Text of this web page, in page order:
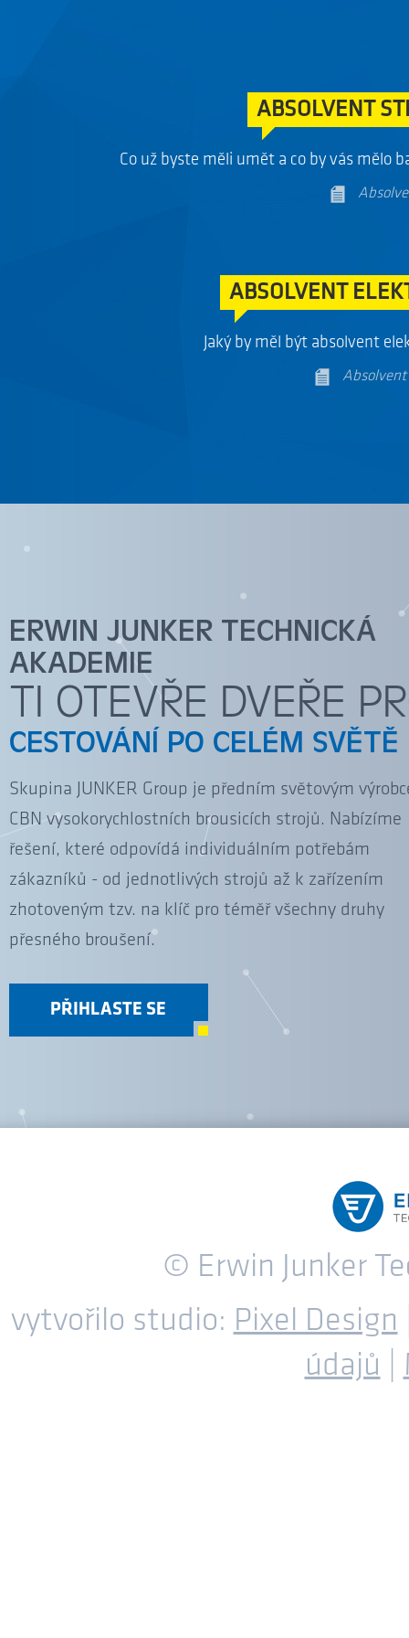
ABSOLVENT
Co už byste měli umět a co by vás mělo
ABSOLVENT
Jaký by měl být absolvent
ERWIN JUNKER TECHNICKÁ
AKADEMIE
TI OTEVŘE DVEŘE
CESTOVÁNÍ PO CELÉM SVĚTĚ
Skupina JUNKER Group je předním světovým
CBN vysokorychlostních brousicích strojů. Nabízíme
řešení, které odpovídá individuálním potřebám
zákazníků - od jednotlivých strojů až k zařízením
zhotoveným tzv. na klíč pro téměř všechny druhy
přesného broušení.
PŘIHLASTE SE
© Erwin Junker
vytvořilo studio: Pixel Design
údajů